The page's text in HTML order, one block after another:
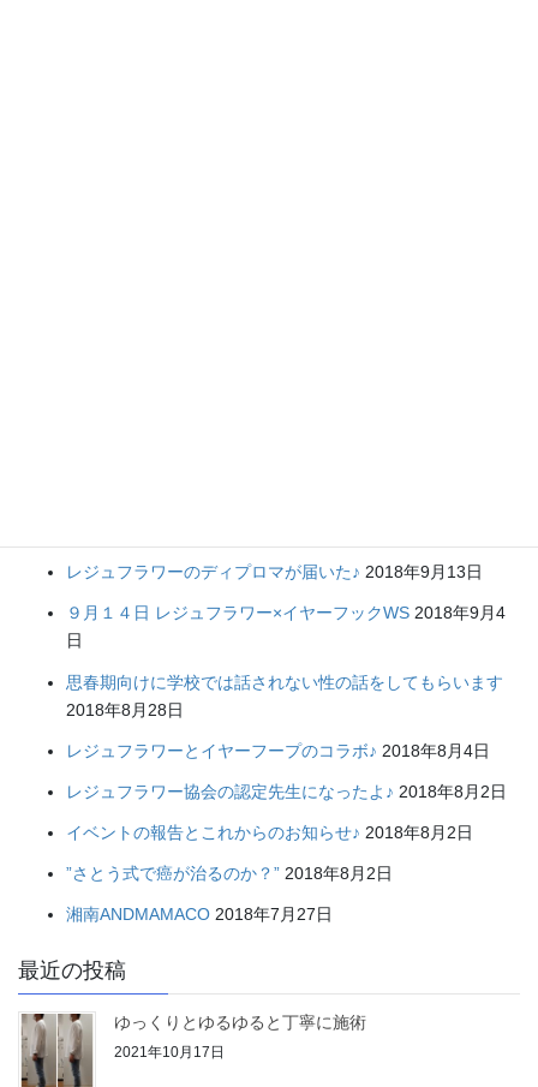
レジュフラワーのディプロマが届いた♪ 2018年9月13日
９月１４日 レジュフラワー×イヤーフックWS 2018年9月4
日
思春期向けに学校では話されない性の話をしてもらいます
2018年8月28日
レジュフラワーとイヤーフープのコラボ♪ 2018年8月4日
レジュフラワー協会の認定先生になったよ♪ 2018年8月2日
イベントの報告とこれからのお知らせ♪ 2018年8月2日
”さとう式で癌が治るのか？” 2018年8月2日
湘南ANDMAMACO 2018年7月27日
最近の投稿
ゆっくりとゆるゆると丁寧に施術
2021年10月17日